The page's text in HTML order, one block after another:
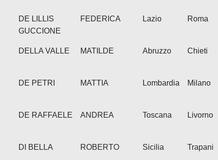
DE LILLIS
GUCCIONE
FEDERICA Lazio Roma
DELLA VALLE MATILDE Abruzzo Chieti
DE PETRI MATTIA Lombardia Milano
DE RAFFAELE ANDREA Toscana Livorno
DI BELLA ROBERTO Sicilia Trapani